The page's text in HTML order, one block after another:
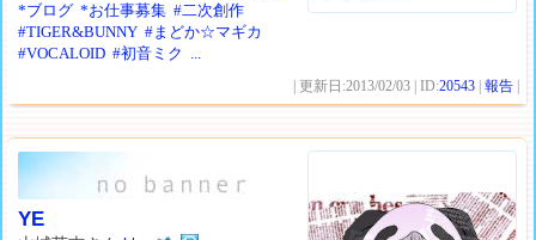
*ブログ *お仕事募集 #二次創作
#TIGER&BUNNY #まどか☆マギカ
#VOCALOID #初音ミク ...
| 更新日:2013/02/03 | ID:20543 |報告
YE